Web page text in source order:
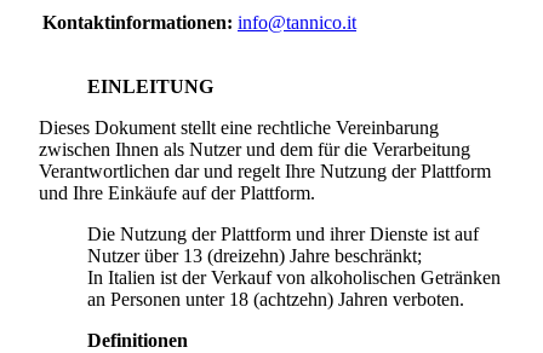
Kontaktinformationen: info@tannico.it
EINLEITUNG
Dieses Dokument stellt eine rechtliche Vereinbarung
zwischen Ihnen als Nutzer und dem für die Verarbeitung
Verantwortlichen dar und regelt Ihre Nutzung der Plattform
und Ihre Einkäufe auf der Plattform.
Die Nutzung der Plattform und ihrer Dienste ist auf
Nutzer über 13 (dreizehn) Jahre beschränkt;
In Italien ist der Verkauf von alkoholischen Getränken
an Personen unter 18 (achtzehn) Jahren verboten.
Definitionen